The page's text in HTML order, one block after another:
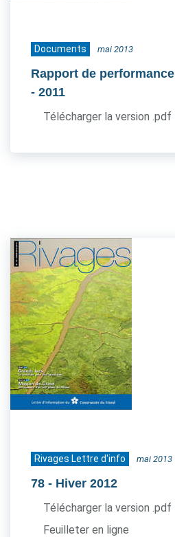
Documents mai 2013
Rapport de performance
- 2011
Télécharger la version .pdf
Rivages Lettre d'info mai 2013
78 - Hiver 2012
Télécharger la version .pdf
Feuilleter en ligne